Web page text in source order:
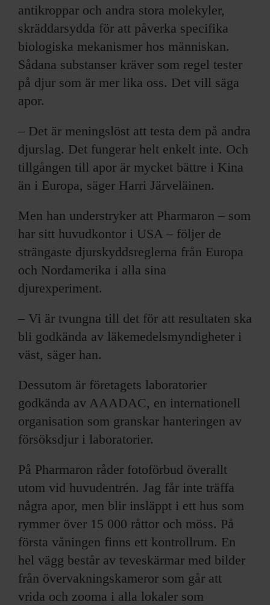
antikroppar och andra stora molekyler,
skräddarsydda för att påverka specifika
biologiska mekanismer hos människan.
Sådana substanser kräver som regel tester
på djur som är mer lika oss. Det vill säga
apor.
– Det är meningslöst att testa dem på andra
djurslag. Det fungerar helt enkelt inte. Och
tillgången till apor är mycket bättre i Kina
än i Europa, säger Harri Järveläinen.
Men han understryker att Pharmaron – som
har sitt huvudkontor i USA – följer de
strängaste djurskyddsreglerna från Europa
och Nordamerika i alla sina
djurexperiment.
– Vi är tvungna till det för att resultaten ska
bli godkända av läkemedelsmyndigheter i
väst, säger han.
Dessutom är företagets laboratorier
godkända av AAADAC, en internationell
organisation som granskar hanteringen av
försöksdjur i laboratorier.
På Pharmaron råder fotoförbud överallt
utom vid huvudentrén. Jag får inte träffa
några apor, men blir insläppt i ett hus som
rymmer över 15 000 råttor och möss. På
första våningen finns ett kontrollrum. En
hel vägg består av teveskärmar med bilder
från övervakningskameror som går att
vrida och zooma i alla lokaler som